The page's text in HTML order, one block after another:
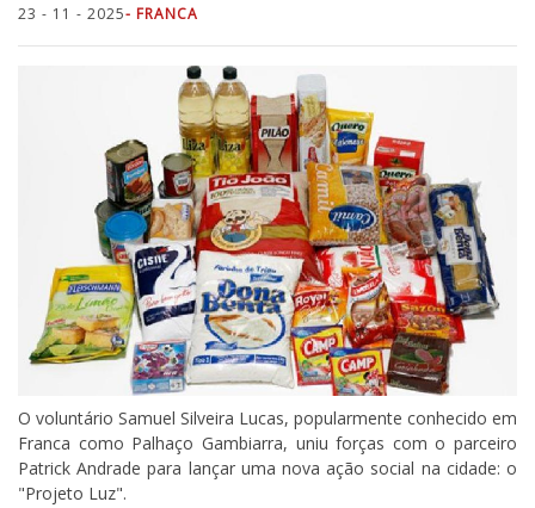
23 - 11 - 2025- FRANCA
O voluntário Samuel Silveira Lucas, popularmente conhecido em
Franca como Palhaço Gambiarra, uniu forças com o parceiro
Patrick Andrade para lançar uma nova ação social na cidade: o
"Projeto Luz".